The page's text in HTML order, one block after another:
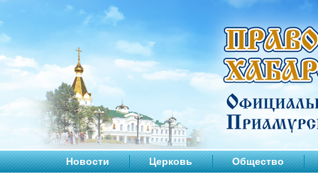
Новости Церковь Общество